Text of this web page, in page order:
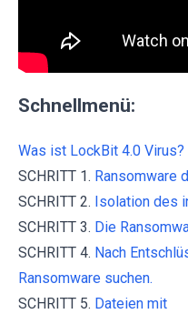
Schnellmenü:
Was ist LockBit 4.0 Virus?
SCHRITT 1. Ransomware
SCHRITT 2. Isolation des
SCHRITT 3. Die
SCHRITT 4. Nach
Ransomware suchen.
SCHRITT 5. Dateien mit